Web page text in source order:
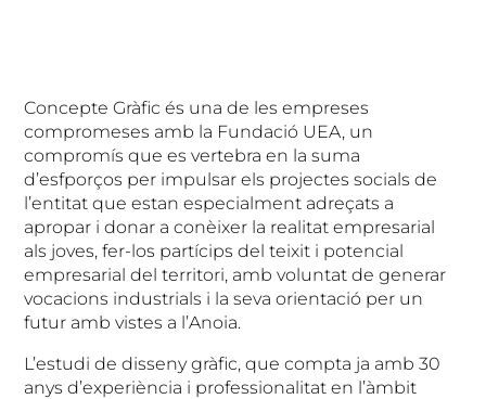
Concepte Gràfic és una de les empreses
compromeses amb la Fundació UEA, un
compromís que es vertebra en la suma
d’esfporços per impulsar els projectes socials de
l’entitat que estan especialment adreçats a
apropar i donar a conèixer la realitat empresarial
als joves, fer-los partícips del teixit i potencial
empresarial del territori, amb voluntat de generar
vocacions industrials i la seva orientació per un
futur amb vistes a l’Anoia.
L’estudi de disseny gràfic, que compta ja amb 30
anys d’experiència i professionalitat en l’àmbit